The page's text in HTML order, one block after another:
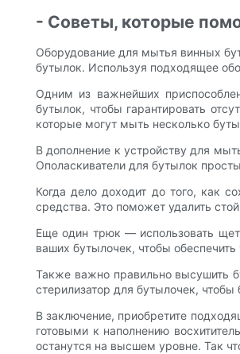
- Советы, которые
Оборудование для мытья винных
бутылок. Используя подходящее
Одним из важнейших
бутылок, чтобы гарантировать
которые могут мыть несколько
В дополнение к устройству для
Ополаскиватели для бутылок
Когда дело доходит до того, как
средства. Это поможет удалить
Еще один трюк — использовать
ваших бутылочек, чтобы
Также важно правильно высушить
стерилизатор для бутылочек,
В заключение, приобретите
готовыми к наполнению
останутся на высшем уровне. Так